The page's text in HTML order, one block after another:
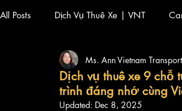
All Posts Dịch Vụ Thuê Xe | VNT
Dịch vụ thuê xe 9 chỗ
trình đáng nhớ cùng
Ms. Ann Vietnam Transport
Updated: Dec 8, 2025